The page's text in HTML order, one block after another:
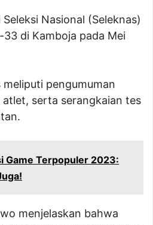
Nasional (Seleknas)
33 di Kamboja pada Mei
meliputi pengumuman
serta serangkaian tes
Game Terpopuler 2023:
menjelaskan bahwa